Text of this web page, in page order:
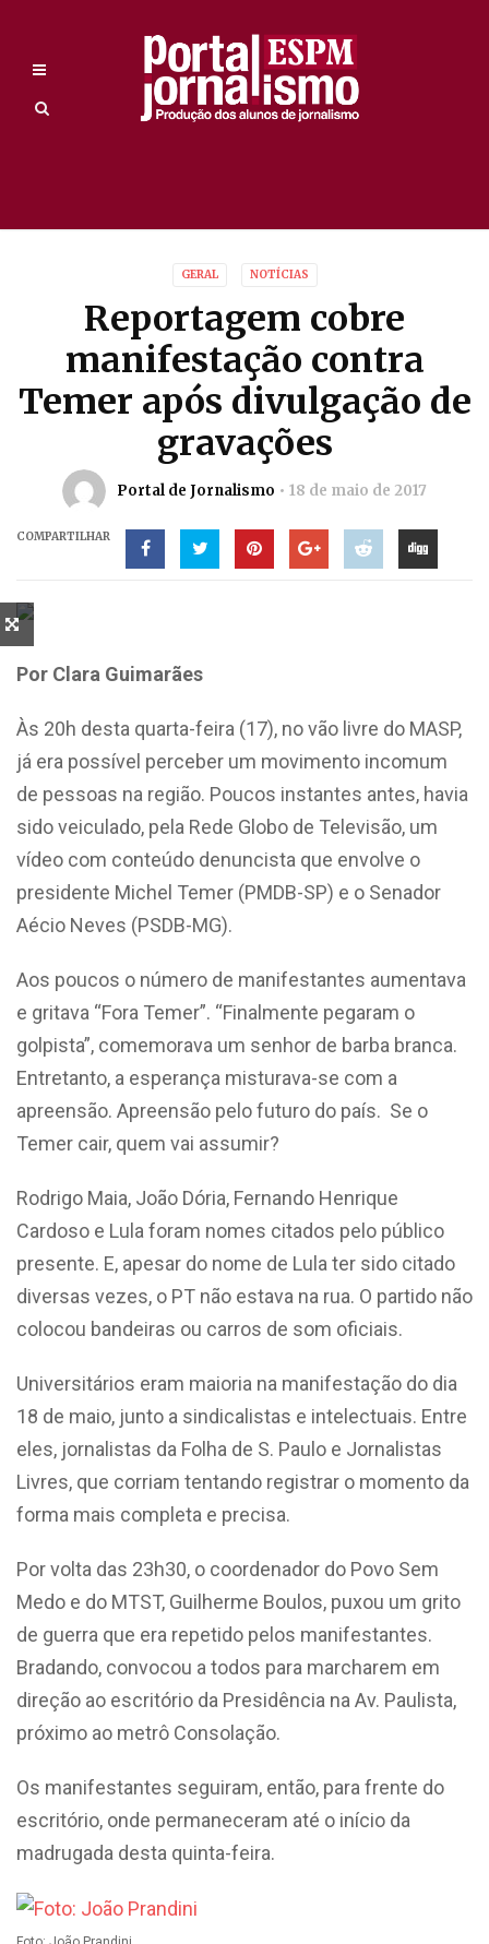
GERAL NOTÍCIAS
Reportagem cobre
manifestação contra
Temer após divulgação de
gravações
Portal de Jornalismo 18 de maio de 2017
COMPARTILHAR
Por Clara Guimarães
Às 20h desta quarta-feira (17), no vão livre do MASP,
já era possível perceber um movimento incomum
de pessoas na região. Poucos instantes antes, havia
sido veiculado, pela Rede Globo de Televisão, um
vídeo com conteúdo denuncista que envolve o
presidente Michel Temer (PMDB-SP) e o Senador
Aécio Neves (PSDB-MG).
Aos poucos o número de manifestantes aumentava
e gritava “Fora Temer”. “Finalmente pegaram o
golpista”, comemorava um senhor de barba branca.
Entretanto, a esperança misturava-se com a
apreensão. Apreensão pelo futuro do país. Se o
Temer cair, quem vai assumir?
Rodrigo Maia, João Dória, Fernando Henrique
Cardoso e Lula foram nomes citados pelo público
presente. E, apesar do nome de Lula ter sido citado
diversas vezes, o PT não estava na rua. O partido não
colocou bandeiras ou carros de som oficiais.
Universitários eram maioria na manifestação do dia
18 de maio, junto a sindicalistas e intelectuais. Entre
eles, jornalistas da Folha de S. Paulo e Jornalistas
Livres, que corriam tentando registrar o momento da
forma mais completa e precisa.
Por volta das 23h30, o coordenador do Povo Sem
Medo e do MTST, Guilherme Boulos, puxou um grito
de guerra que era repetido pelos manifestantes.
Bradando, convocou a todos para marcharem em
direção ao escritório da Presidência na Av. Paulista,
próximo ao metrô Consolação.
Os manifestantes seguiram, então, para frente do
escritório, onde permaneceram até o início da
madrugada desta quinta-feira.